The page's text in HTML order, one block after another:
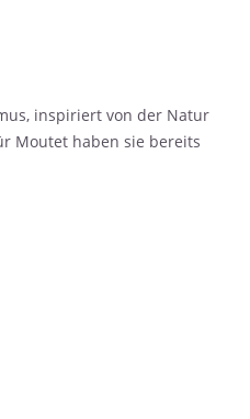
inspiriert von der Natur
Moutet haben sie bereits